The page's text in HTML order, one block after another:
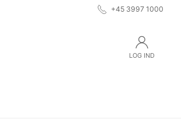
+45 3997 1000
LOG IND